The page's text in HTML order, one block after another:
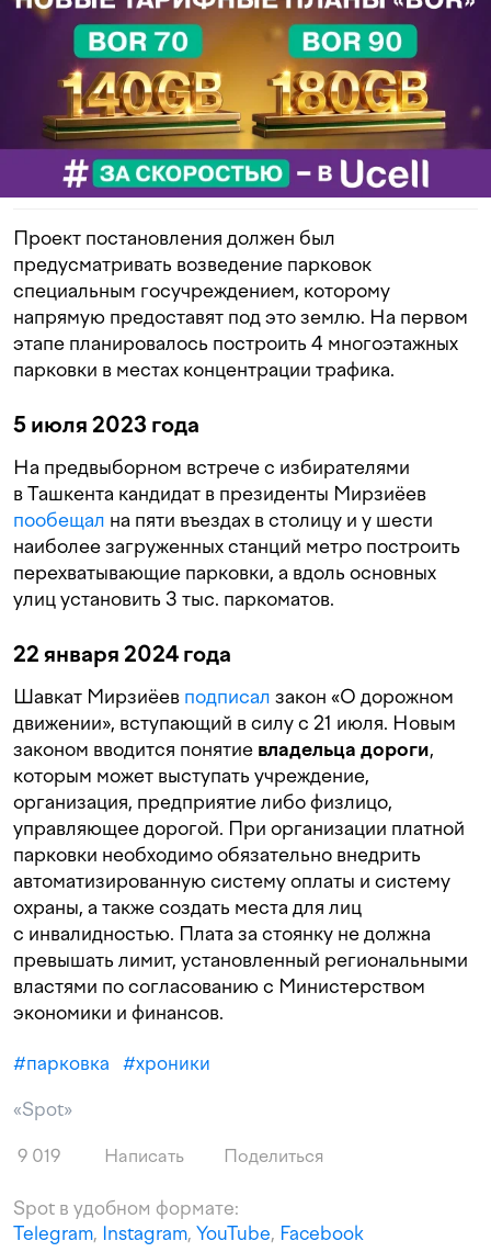
Проект постановления должен был
предусматривать возведение парковок
специальным госучреждением, которому
напрямую предоставят под это землю. На первом
этапе планировалось построить 4 многоэтажных
парковки в местах концентрации трафика.
5 июля 2023 года
На предвыборном встрече с избирателями
в Ташкента кандидат в президенты Мирзиёев
пообещал на пяти въездах в столицу и у шести
наиболее загруженных станций метро построить
перехватывающие парковки, а вдоль основных
улиц установить 3 тыс. паркоматов.
22 января 2024 года
Шавкат Мирзиёев подписал закон «О дорожном
движении», вступающий в силу с 21 июля. Новым
законом вводится понятие владельца дороги,
которым может выступать учреждение,
организация, предприятие либо физлицо,
управляющее дорогой. При организации платной
парковки необходимо обязательно внедрить
автоматизированную систему оплаты и систему
охраны, а также создать места для лиц
с инвалидностью. Плата за стоянку не должна
превышать лимит, установленный региональными
властями по согласованию с Министерством
экономики и финансов.
#парковка #хроники
«Spot»
9 019 Написать Поделиться
Spot в удобном формате:
Telegram, Instagram, YouTube, Facebook